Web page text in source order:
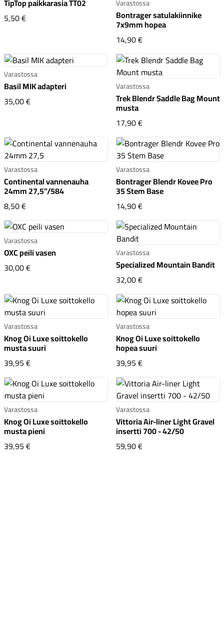
5,50 €TipTop paikkarasia TT02
Varastossa
Bontrager satulakiinnike
7x9mm hopea
14,90 €Bontrager
Varastossa
Basil MIK adapteri
35,00 €Basil MIK adapteri
Varastossa
Trek Blendr Saddle Bag Mount
musta
17,90 €Trek Blendr Saddle
Varastossa
Continental vannenauha
24mm 27,5"/584
8,50 €Continental vannenauha 24mm 27,5"/584
Varastossa
Bontrager Blendr Kovee Pro
35 Stem Base
14,90 €Bontrager Blendr
Varastossa
OXC peili vasen
30,00 €OXC peili vasen
Varastossa
Specialized Mountain Bandit
32,00 €Specialized Mountain
Varastossa
Knog Oi Luxe soittokello
musta suuri
39,95 €Knog Oi Luxe soittokello musta suuri
Varastossa
Knog Oi Luxe soittokello
hopea suuri
39,95 €Knog Oi Luxe
Varastossa
Knog Oi Luxe soittokello
musta pieni
39,95 €Knog Oi Luxe soittokello musta pieni
Varastossa
Vittoria Air-liner Light Gravel
insertti 700 - 42/50
59,90 €Vittoria Air-liner Light